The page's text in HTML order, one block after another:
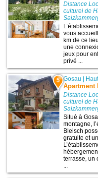
Distance
culturel de
vous
km de ce
une
jeux pour
privé ...
5 Gosau
Apartment
Distance
culturel de
Situé à
montagne,
Bleisch
gratuite et
terrasse, un
...